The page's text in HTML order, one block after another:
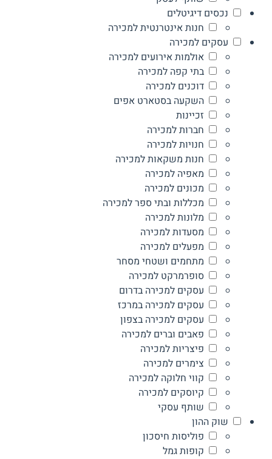
נכסים דיגיטלים
חנות אינטרנטית למכירה
עסקים למכירה
אולמות אירועים למכירה
בתי קפה למכירה
דוכנים למכירה
השקעה בסטארט אפים
זכיינות
חברות למכירה
חנויות למכירה
חנות משקאות למכירה
מאפיה למכירה
מכונים למכירה
מכללות ובתי ספר למכירה
מלונות למכירה
מסעדות למכירה
מפעלים למכירה
מתחמים ושטחי מסחר
סופרמרקט למכירה
עסקים למכירה בדרום
עסקים למכירה במרכז
עסקים למכירה בצפון
פאבים וברים למכירה
פיצריות למכירה
צימרים למכירה
קווי חלוקה למכירה
קיוסקים למכירה
שותף עסקי
שוק ההון
פוליסות חיסכון
קופות גמל